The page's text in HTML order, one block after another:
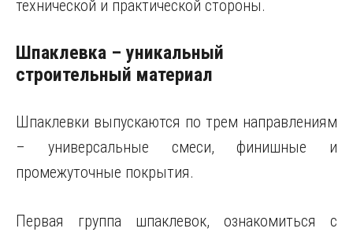
технической и практической стороны.
Шпаклевка – уникальный
строительный материал
Шпаклевки выпускаются по трем направлениям
– универсальные смеси, финишные и
промежуточные покрытия.
Первая группа шпаклевок, ознакомиться с